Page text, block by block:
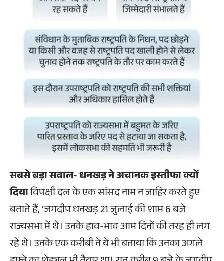
सबसे बड़ा सवाल- धनखड़ ने अचानक इस्तीफा क्यों
दियाविपक्षी दल के एक सांसद नाम न जाहिर करते हुए
बताते हैं, ‘जगदीप धनखड़ 21 जुलाई की शाम 6 बजे
राज्यसभा में थे। उनके हाव-भाव आम दिनों की तरह ही लग
रहे थे। उनके एक करीबी ने ये भी बताया कि उनका अगले